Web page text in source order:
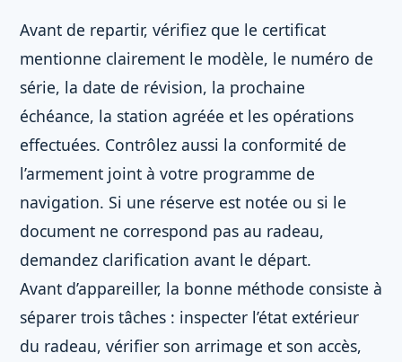
Avant de repartir, vérifiez que le certificat
mentionne clairement le modèle, le numéro de
série, la date de révision, la prochaine
échéance, la station agréée et les opérations
effectuées. Contrôlez aussi la conformité de
l’armement joint à votre programme de
navigation. Si une réserve est notée ou si le
document ne correspond pas au radeau,
demandez clarification avant le départ.
Avant d’appareiller, la bonne méthode consiste à
séparer trois tâches : inspecter l’état extérieur
du radeau, vérifier son arrimage et son accès,